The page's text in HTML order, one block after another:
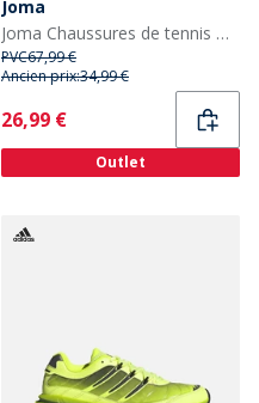
Joma
Joma Chaussures de tennis Homme 25 All Court Fluorescent Green
PVC67,99 €
Ancien prix:34,99 €
Current
26,99 €
Outlet